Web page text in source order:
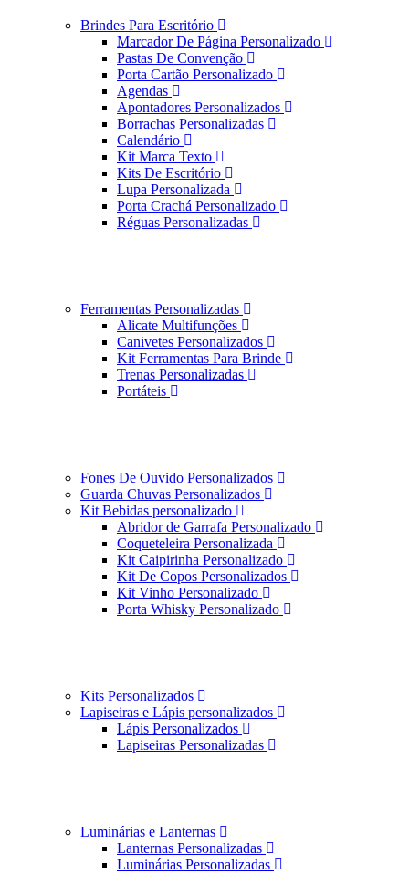
Brindes Para Escritório
Marcador De Página Personalizado
Pastas De Convenção
Porta Cartão Personalizado
Agendas
Apontadores Personalizados
Borrachas Personalizadas
Calendário
Kit Marca Texto
Kits De Escritório
Lupa Personalizada
Porta Crachá Personalizado
Réguas Personalizadas
Ferramentas Personalizadas
Alicate Multifunções
Canivetes Personalizados
Kit Ferramentas Para Brinde
Trenas Personalizadas
Portáteis
Fones De Ouvido Personalizados
Guarda Chuvas Personalizados
Kit Bebidas personalizado
Abridor de Garrafa Personalizado
Coqueteleira Personalizada
Kit Caipirinha Personalizado
Kit De Copos Personalizados
Kit Vinho Personalizado
Porta Whisky Personalizado
Kits Personalizados
Lapiseiras e Lápis personalizados
Lápis Personalizados
Lapiseiras Personalizadas
Luminárias e Lanternas
Lanternas Personalizadas
Luminárias Personalizadas